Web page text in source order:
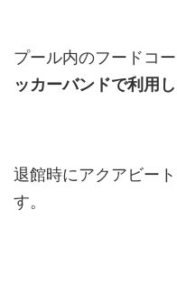
プール内のフードコ
ッカーバンドで利用し
退館時にアクアビー
す。